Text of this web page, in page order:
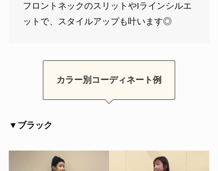
フロントネックのスリットやIラインシルエ
ットで、スタイルアップも叶います◎
カラー別コーディネート例
▼ブラック